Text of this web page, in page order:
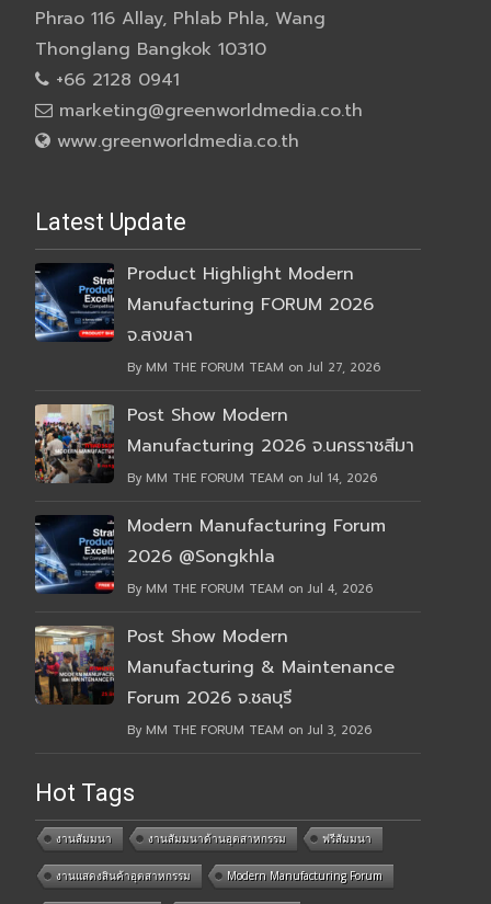
Phrao 116 Allay, Phlab Phla, Wang
Thonglang Bangkok 10310
+66 2128 0941
marketing@greenworldmedia.co.th
www.greenworldmedia.co.th
Latest Update
Product Highlight Modern
Manufacturing FORUM 2026
จ.สงขลา
By MM THE FORUM TEAM on Jul 27, 2026
Post Show Modern
Manufacturing 2026 จ.นครราชสีมา
By MM THE FORUM TEAM on Jul 14, 2026
Modern Manufacturing Forum
2026 @Songkhla
By MM THE FORUM TEAM on Jul 4, 2026
Post Show Modern
Manufacturing & Maintenance
Forum 2026 จ.ชลบุรี
By MM THE FORUM TEAM on Jul 3, 2026
Hot Tags
งานสัมมนา งานสัมมนาด้านอุตสาหกรรม ฟรีสัมมนา
งานแสดงสินค้าอุตสาหกรรม Modern Manufacturing Forum